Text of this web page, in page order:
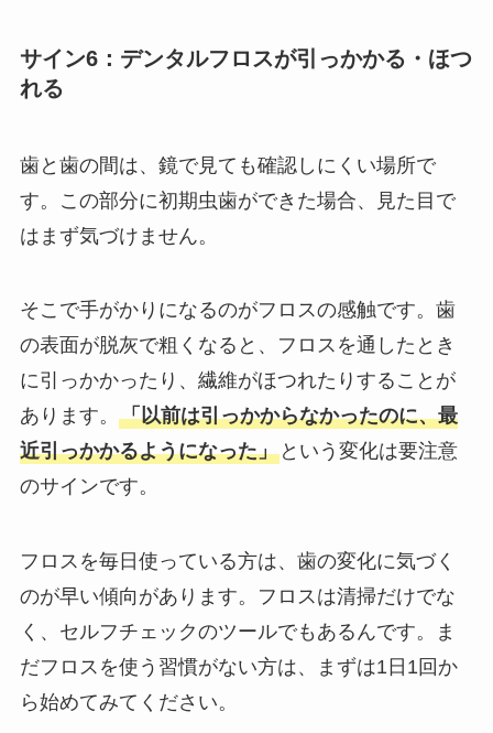
サイン6：デンタルフロスが引っかかる・ほつ
れる
歯と歯の間は、鏡で見ても確認しにくい場所で
す。この部分に初期虫歯ができた場合、見た目で
はまず気づけません。
そこで手がかりになるのがフロスの感触です。歯
の表面が脱灰で粗くなると、フロスを通したとき
に引っかかったり、繊維がほつれたりすることが
あります。 「以前は引っかからなかったのに、最
近引っかかるようになった」という変化は要注意
のサインです。
フロスを毎日使っている方は、歯の変化に気づく
のが早い傾向があります。フロスは清掃だけでな
く、セルフチェックのツールでもあるんです。ま
だフロスを使う習慣がない方は、まずは1日1回か
ら始めてみてください。